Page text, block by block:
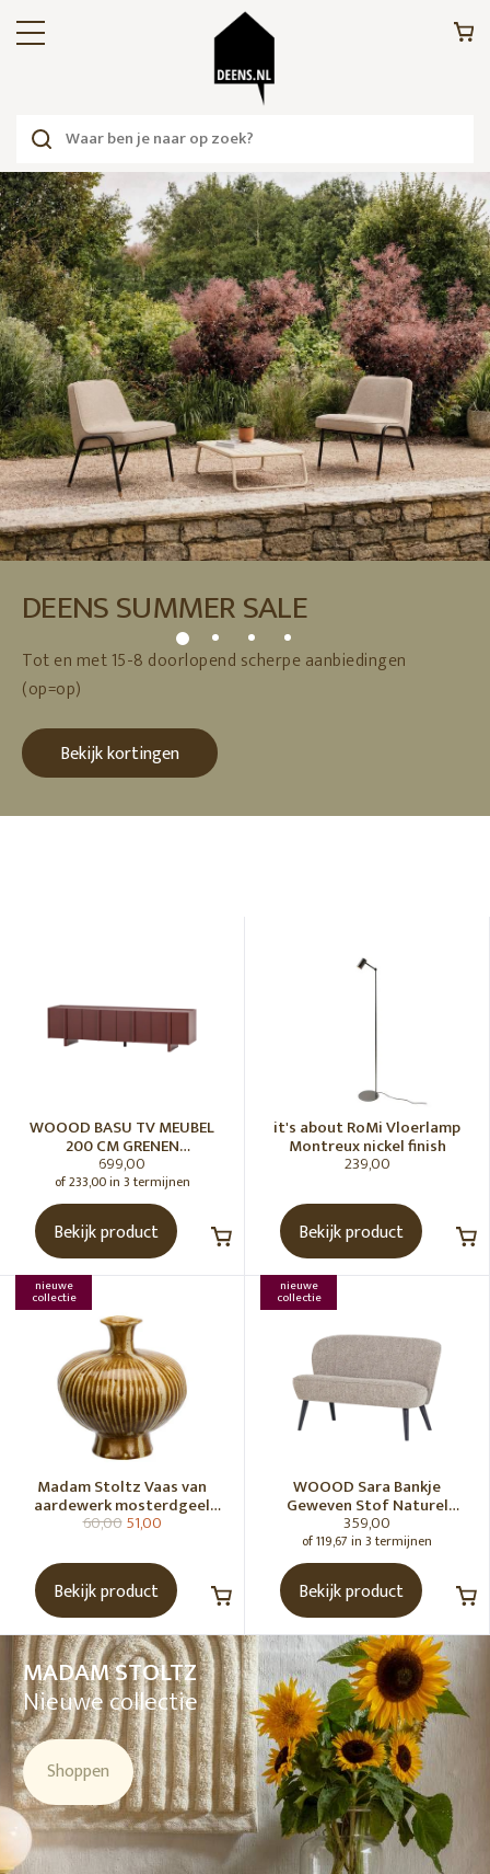
DEENS SUMMER SALE
Tot en met 15-8 doorlopend scherpe aanbiedingen
(op=op)
Bekijk kortingen
WOOOD BASU TV MEUBEL
200 CM GRENEN
BORDEAUXROOD [fsc]
699,00
of 233,00 in 3 termijnen
Bekijk product
it's about RoMi Vloerlamp
Montreux nickel finish
239,00
Bekijk product
nieuwe
collectie
Madam Stoltz Vaas van
aardewerk mosterdgeel
naturel
60,0051,00
Bekijk product
nieuwe
collectie
WOOOD Sara Bankje
Geweven Stof Naturel
Melange [Fsc]
359,00
of 119,67 in 3 termijnen
Bekijk product
MADAM STOLTZ
Nieuwe collectie
Shoppen